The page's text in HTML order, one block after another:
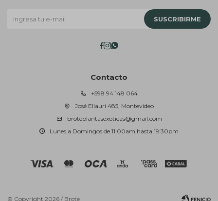
Contacto
+598 94 148 064
José Ellauri 485, Montevideo
broteplantasexoticas@gmail.com
Lunes a Domingos de 11:00am hasta 19:30pm
SUSCRIBIRME

© Copyright 2026 / Brote